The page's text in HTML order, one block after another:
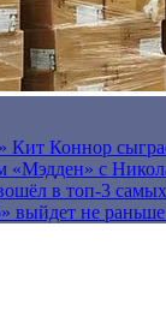
Кит Коннор
с
в топ-3
выйдет не раньше